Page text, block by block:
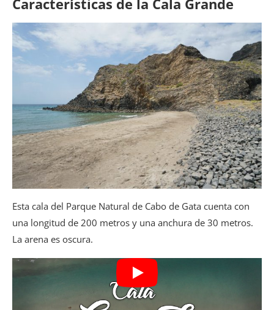
Esta cala del Parque Natural de Cabo de Gata cuenta con
una longitud de 200 metros y una anchura de 30 metros.
La arena es oscura.